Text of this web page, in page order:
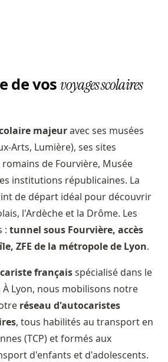
de vosvoyages scolaires
majeuravec ses musées
Arts, Lumière), ses sites
de Fourvière, Musée
institutions républicaines. La
de départ idéal pour découvrir
l'Ardèche et la Drôme. Les
: tunnel sous Fourvière, accès
ZFE de la métropole de Lyon.
françaisspécialisé dans le
Lyon, nous mobilisons notre
réseau d'autocaristes
, tous habilités au transport en
(TCP) et formés aux
d'enfants et d'adolescents.